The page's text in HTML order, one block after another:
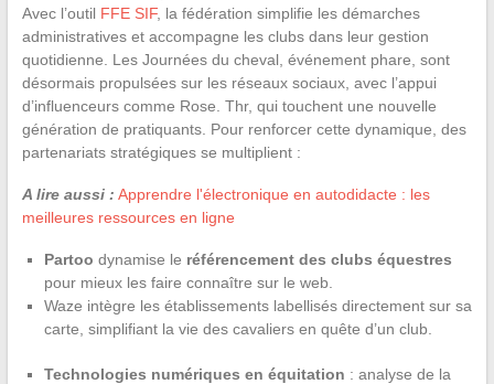
Avec l’outil FFE SIF, la fédération simplifie les démarches
administratives et accompagne les clubs dans leur gestion
quotidienne. Les Journées du cheval, événement phare, sont
désormais propulsées sur les réseaux sociaux, avec l’appui
d’influenceurs comme Rose. Thr, qui touchent une nouvelle
génération de pratiquants. Pour renforcer cette dynamique, des
partenariats stratégiques se multiplient :
A lire aussi : Apprendre l'électronique en autodidacte : les
meilleures ressources en ligne
Partoo dynamise le référencement des clubs équestres
pour mieux les faire connaître sur le web.
Waze intègre les établissements labellisés directement sur sa
carte, simplifiant la vie des cavaliers en quête d’un club.
Technologies numériques en équitation : analyse de la